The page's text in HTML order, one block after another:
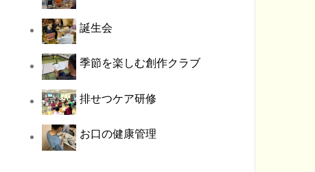
誕生会
季節を楽しむ創作クラブ
排せつケア研修
お口の健康管理